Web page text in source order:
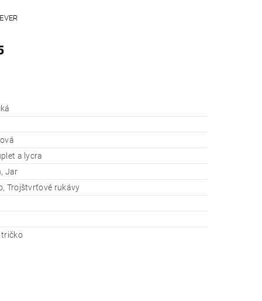
a lycra
Jar
Trojštvrťové rukávy
tričko